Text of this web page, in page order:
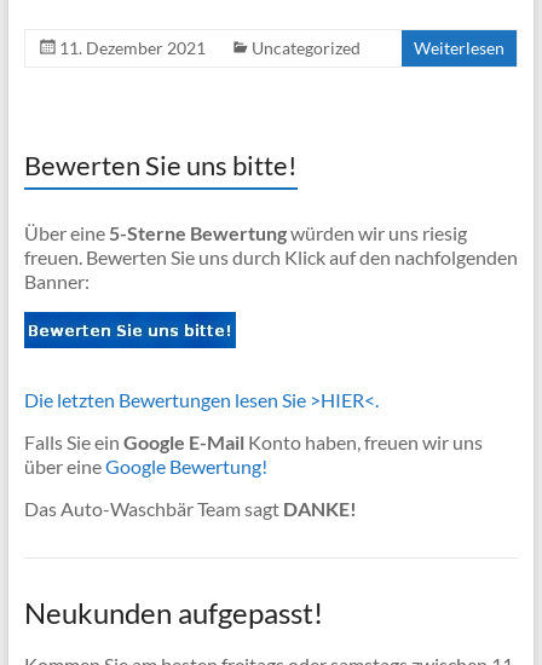
11. Dezember 2021 Uncategorized Weiterlesen
Bewerten Sie uns bitte!
Über eine 5-Sterne Bewertungwürden wir uns riesig
freuen. Bewerten Sie uns durch Klick auf den nachfolgenden
Banner:
Die letzten Bewertungen lesen Sie >HIER<.
Falls Sie ein Google E-Mail Konto haben, freuen wir uns
über eineGoogle Bewertung!
Das Auto-Waschbär Team sagt DANKE!
Neukunden aufgepasst!